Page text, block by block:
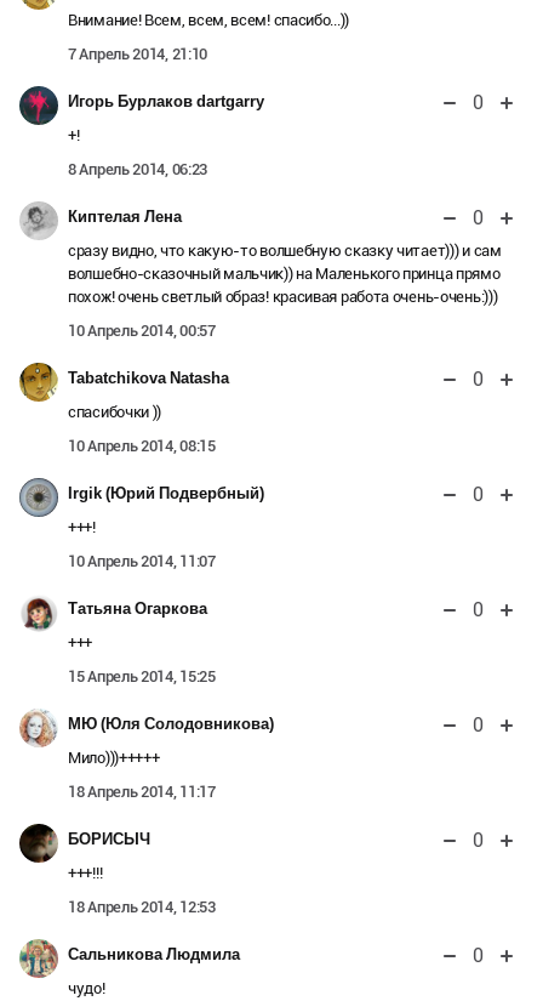
Внимание! Всем, всем, всем! спасибо...))
7 Апрель 2014, 21:10
Игорь Бурлаков dartgarry 0
+!
8 Апрель 2014, 06:23
Киптелая Лена 0
сразу видно, что какую-то волшебную сказку читает))) и сам
волшебно-сказочный мальчик)) на Маленького принца прямо
похож! очень светлый образ! красивая работа очень-очень:)))
10 Апрель 2014, 00:57
Tabatchikova Natasha 0
спасибочки ))
10 Апрель 2014, 08:15
Irgik (Юрий Подвербный) 0
+++!
10 Апрель 2014, 11:07
Татьяна Огаркова 0
+++
15 Апрель 2014, 15:25
МЮ (Юля Солодовникова) 0
Мило)))+++++
18 Апрель 2014, 11:17
БОРИСЫЧ 0
+++!!!
18 Апрель 2014, 12:53
Сальникова Людмила 0
чудо!